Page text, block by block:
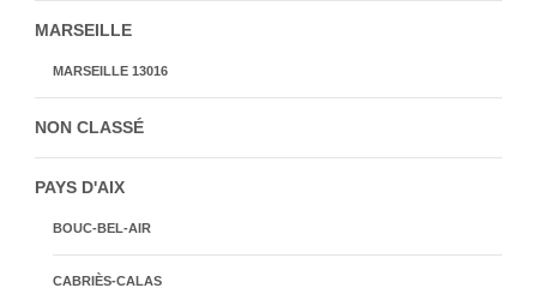
MARSEILLE
MARSEILLE 13016
NON CLASSÉ
PAYS D'AIX
BOUC-BEL-AIR
CABRIÈS-CALAS